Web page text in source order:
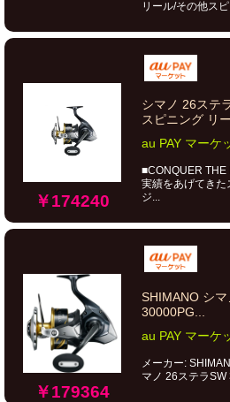
リール/その他ス
￥174240
シマノ 26ステ
スピニング リー
au PAY マーケ
■CONQUER THE
実績をあげてきた
ジ...
￥179364
SHIMANO シ
30000PG...
au PAY マーケ
メーカー:
マノ 26ステラ